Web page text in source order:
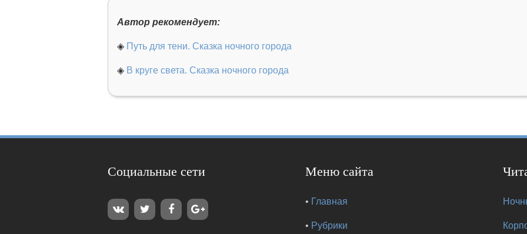
Автор рекомендует:
◈ Путь для тени. Сказка ночного города
◈ В круге света. Сказка ночного города
Социальные сети Меню сайта
• Главная
• Рубрики